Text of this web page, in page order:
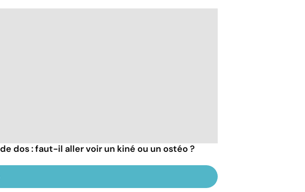
dos : faut-il aller voir un kiné ou un ostéo ?